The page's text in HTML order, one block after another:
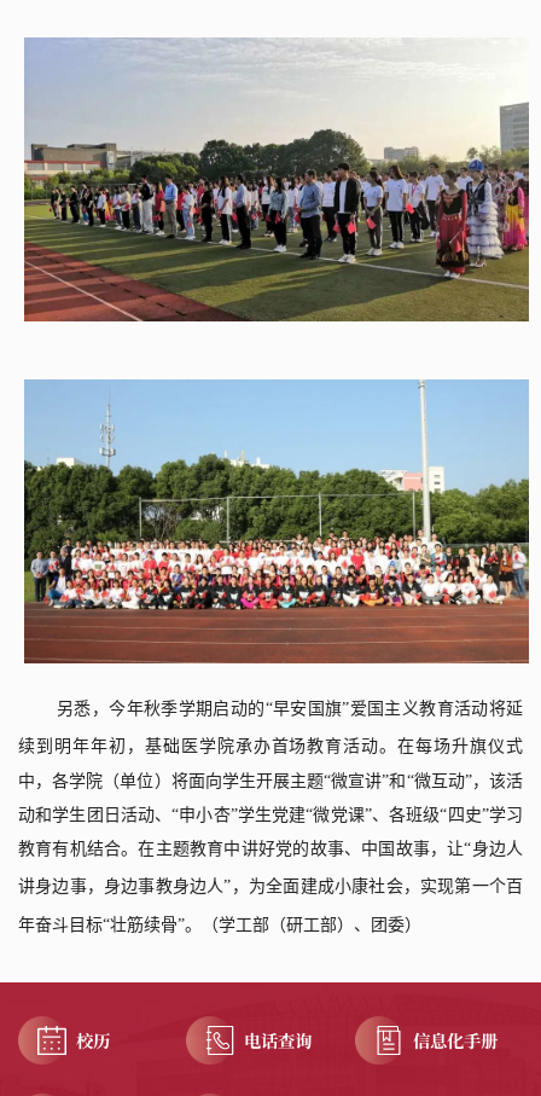
另悉，今年秋季学期启动的“早安国旗”爱国主义教育活动将延
续到明年年初，基础医学院承办首场教育活动。在每场升旗仪式
中，各学院（单位）将面向学生开展主题“微宣讲”和“微互动”，该活
动和学生团日活动、“申小杏”学生党建“微党课”、各班级“四史”学习
教育有机结合。在主题教育中讲好党的故事、中国故事，让“身边人
讲身边事，身边事教身边人”，为全面 建成小康社会，实现第一个百
年奋斗目标“壮筋续骨”。 （学工部（研工部）、团委）
校历 电话查询 信息化手册